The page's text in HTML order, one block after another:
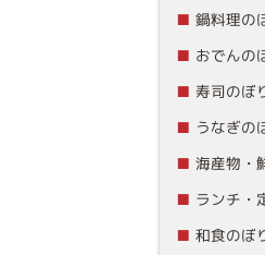
鍋料理の
おでんの
寿司のぼ
うなぎの
海産物・
ランチ・
和食のぼ